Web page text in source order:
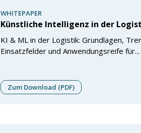
WHITEPAPER
Künstliche Intelligenz in der
KI & ML in der Logistik: Grundlagen,
Einsatzfelder und Anwendungsreife für...
Zum Download (PDF)